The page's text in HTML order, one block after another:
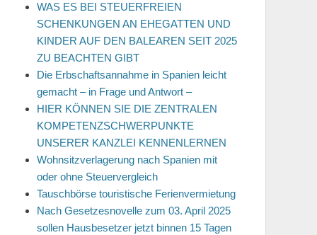
WAS ES BEI STEUERFREIEN
SCHENKUNGEN AN EHEGATTEN UND
KINDER AUF DEN BALEAREN SEIT 2025
ZU BEACHTEN GIBT
Die Erbschaftsannahme in Spanien leicht
gemacht – in Frage und Antwort –
HIER KÖNNEN SIE DIE ZENTRALEN
KOMPETENZSCHWERPUNKTE
UNSERER KANZLEI KENNENLERNEN
Wohnsitzverlagerung nach Spanien mit
oder ohne Steuervergleich
Tauschbörse touristische Ferienvermietung
Nach Gesetzesnovelle zum 03. April 2025
sollen Hausbesetzer jetzt binnen 15 Tagen